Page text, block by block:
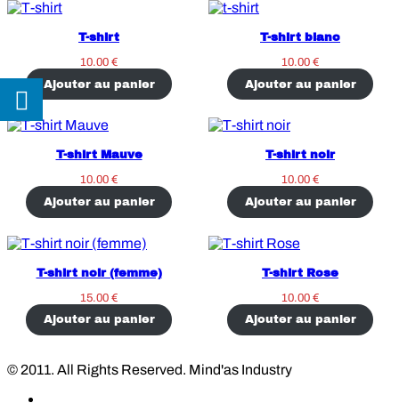
T-shirt
10.00 €
Ajouter au panier
T-shirt blanc
10.00 €
Ajouter au panier
T-shirt Mauve
10.00 €
Ajouter au panier
T-shirt noir
10.00 €
Ajouter au panier
T-shirt noir (femme)
15.00 €
Ajouter au panier
T-shirt Rose
10.00 €
Ajouter au panier
© 2011. All Rights Reserved. Mind'as Industry